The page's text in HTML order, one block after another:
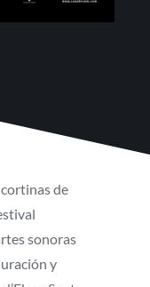
de
sonoras
y